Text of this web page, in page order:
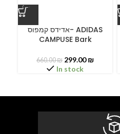
אדידס קמפוס- ADIDAS
CAMPUSE Bark
660.00₪ 299.00₪
In stock